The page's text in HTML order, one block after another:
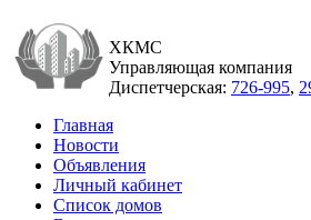
ХКМС
Управляющая компания
Диспетчерская: 726-995,
Главная
Новости
Объявления
Личный кабинет
Список домов